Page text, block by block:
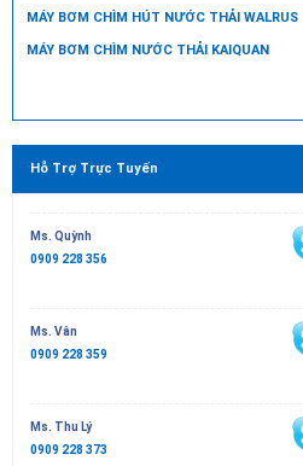
MÁY BƠM CHÌM HÚT NƯỚC THẢI WALRUS
MÁY BƠM CHÌM NƯỚC THẢI KAIQUAN
Hỗ Trợ Trực Tuyến
Ms. Quỳnh
0909 228 356
Ms. Vân
0909 228 359
Ms. Thu Lý
0909 228 373